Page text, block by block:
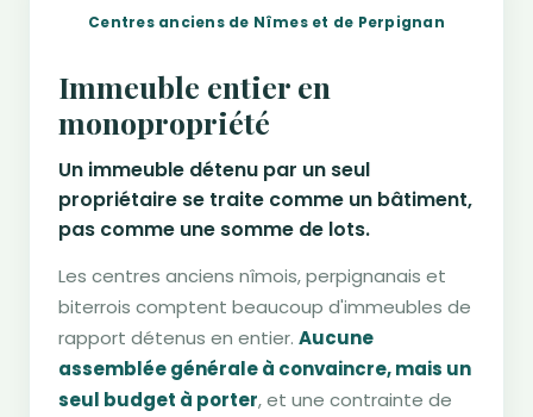
Centres anciens de Nîmes et de Perpignan
Immeuble entier en
monopropriété
Un immeuble détenu par un seul
propriétaire se traite comme un bâtiment,
pas comme une somme de lots.
Les centres anciens nîmois, perpignanais et
biterrois comptent beaucoup d'immeubles de
rapport détenus en entier. Aucune
assemblée générale à convaincre, mais un
seul budget à porter, et une contrainte de